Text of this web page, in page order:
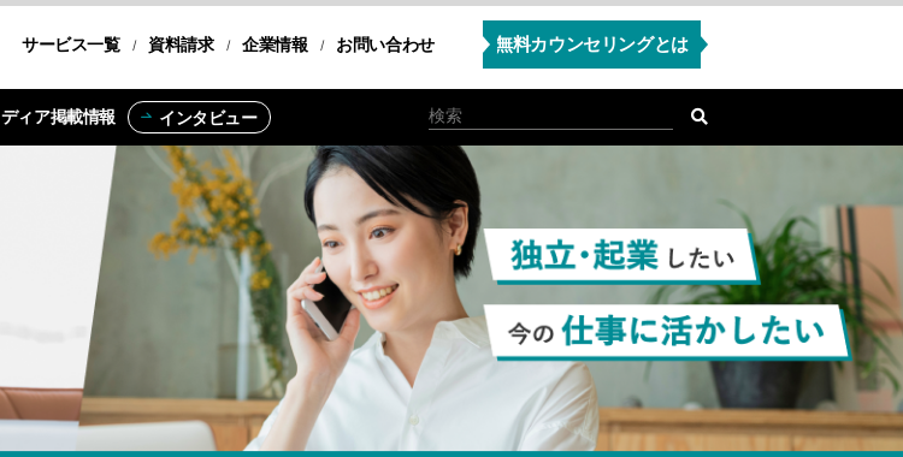
サービス一覧
転職コース 資料請求 企業情報 お問い合わせ 無料カウンセリングとは
ディア掲載情報 インタビュー